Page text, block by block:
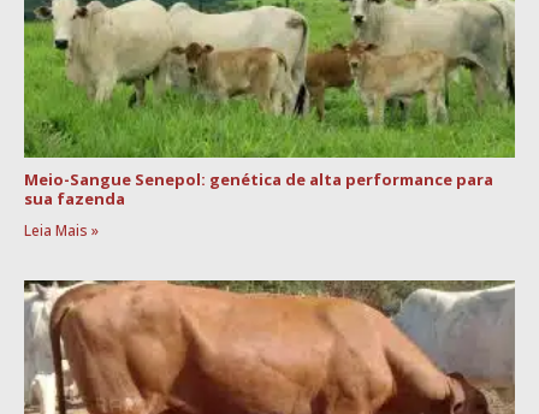
Meio-Sangue Senepol: genética de alta performance para
sua fazenda
Leia Mais »